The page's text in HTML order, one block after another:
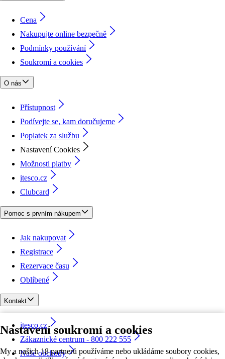
Nastavení soukromí a cookies
My a našich 18 partnerů používáme nebo ukládáme soubory cookies,
Cena
Nakupujte online bezpečně
Podmínky používání
Soukromí a cookies
O nás
Přístupnost
Podívejte se, kam doručujeme
Poplatek za službu
Nastavení Cookies
Možnosti platby
itesco.cz
Clubcard
Pomoc s prvním nákupem
Jak nakupovat
Registrace
Rezervace času
Oblíbené
Kontakt
itesco.cz
Zákaznické centrum - 800 222 555
Naše obchody